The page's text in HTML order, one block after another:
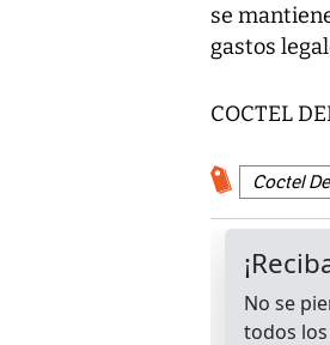
se
gastos
COCTEL
Coctel